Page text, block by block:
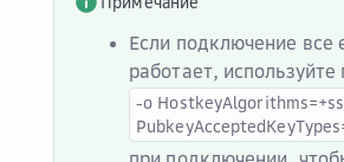
Если подключение все
работает,
-o